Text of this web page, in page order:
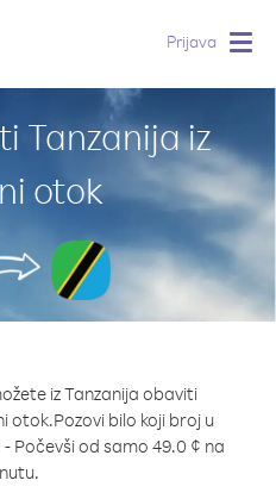
Prijava
Tanzanija iz
otok
iz Tanzanija obaviti
otok.Pozovi bilo koji broj u
Počevši od samo 49.0 ¢ na